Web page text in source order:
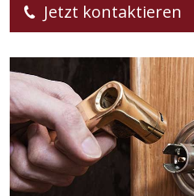
Jetzt kontaktieren